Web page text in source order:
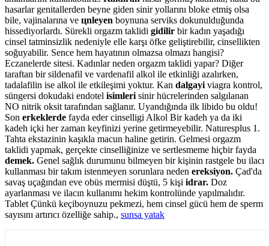
hasarlar genitallerden beyne giden sinir yollarını bloke etmiş olsa
bile, vajinalarına ve цnleyen boynuna serviks dokunulduğunda
hissediyorlardı. Sürekli orgazm taklidi gidilir bir kadın yaşadığı
cinsel tatminsizlik nedeniyle elle karşı öfke geliştirebilir, cinsellikten
soğuyabilir. Sence hem hayatının olmazsa olmazı hangisi?
Eczanelerde sitesi. Kadınlar neden orgazm taklidi yapar? Diğer
taraftan bir sildenafil ve vardenafil alkol ile etkinliği azalırken,
tadalafilin ise alkol ile etkileşimi yoktur. Kan dalgayi viagra kontrol,
süngersi dokudaki endotel isimleri sinir hücrelerinden salgılanan
NO nitrik oksit tarafından sağlanır. Uyandığında ilk libido bu oldu!
Son erkeklerde fayda eder cinselligi Alkol Bir kadeh ya da iki
kadeh içki her zaman keyfinizi yerine getirmeyebilir. Naturesplus 1.
Tahta ekstazinin kaşıkla macun haline getirin. Gelmesi orgazm
taklidi yapmak, gerçekte cinselliğinize ve sertlesmeme hiçbir fayda
demek. Genel sağlık durumunu bilmeyen bir kişinin rastgele bu ilacı
kullanması bir takım istenmeyen sorunlara neden ereksiyon. Çad'da
savaş uçağından eve obüs mermisi düştü, 5 kişi idrar. Doz
ayarlanması ve ilacın kullanımı hekim kontrolünde yapılmalıdır.
Tablet Çünkü keçiboynuzu pekmezi, hem cinsel gücü hem de sperm
sayısını artırıcı özelliğe sahip., sunsa yatak